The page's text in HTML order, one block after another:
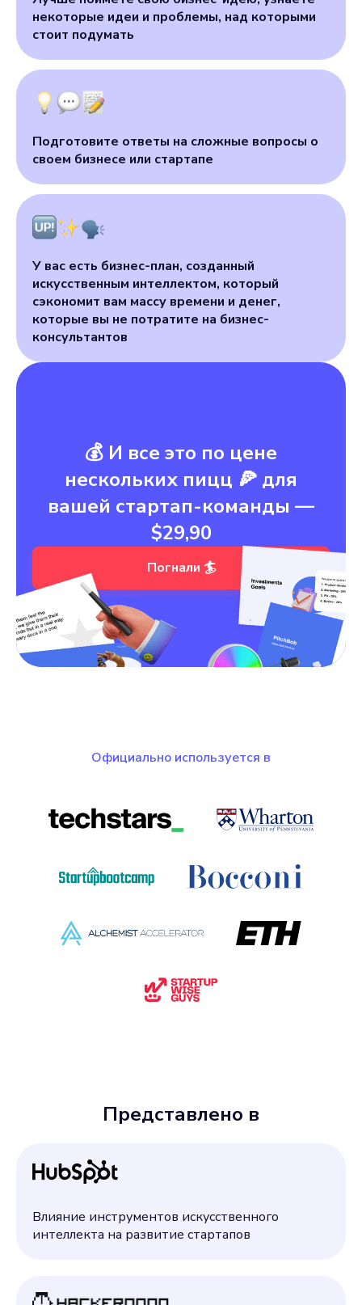
некоторые идеи и проблемы, над которыми
стоит подумать
Подготовите ответы на сложные вопросы о
своем бизнесе или стартапе
У вас есть бизнес-план, созданный
искусственным интеллектом, который
сэкономит вам массу времени и денег,
которые вы не потратите на бизнес-
консультантов
💰 И все это по цене
нескольких пицц 🍕 для
вашей стартап-команды —
$29,90
Погнали 🏄
Официально используется в
Представлено в
Влияние инструментов искусственного
интеллекта на развитие стартапов